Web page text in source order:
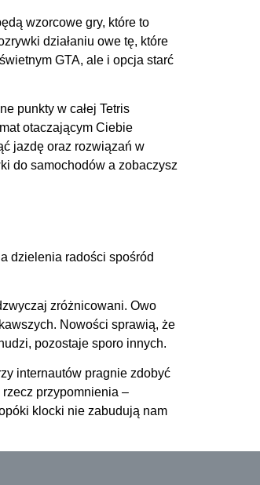
wzorcowe gry, które to
działaniu owe tę, które
GTA, ale i opcja starć
punkty w całej Tetris
otaczającym Ciebie
jazdę oraz rozwiązań w
do samochodów a zobaczysz
dzielenia radości spośród
zróżnicowani. Owo
Nowości sprawią, że
pozostaje sporo innych.
internautów pragnie zdobyć
przypomnienia –
klocki nie zabudują nam